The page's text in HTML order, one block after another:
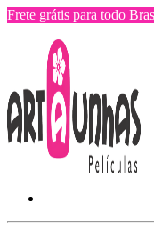
Frete grátis para todo